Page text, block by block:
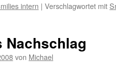
intern | Verschlagwortet mit
Nachschlag
von Michael